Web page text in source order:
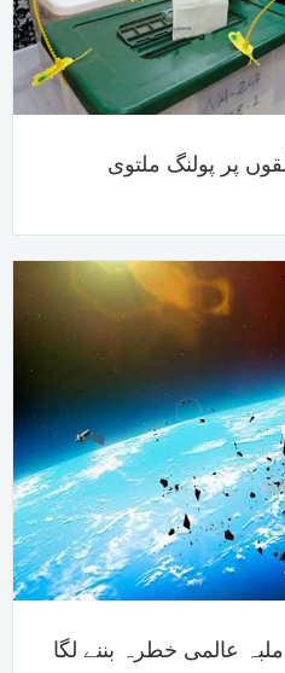
عالمی خطرہ بننے لگا